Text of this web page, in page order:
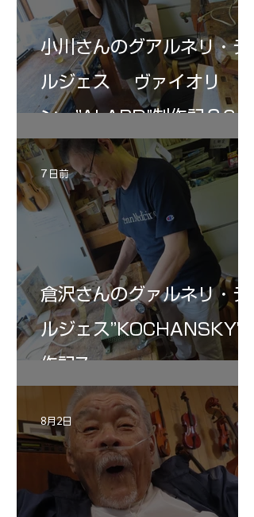
小川さんのグアルネリ・デ
ルジェス ヴァイオリ
ン ”ALARD"制作記３6
倉沢さんのグァルネリ・デ
ルジェス”KOCHANSKY"制
作記7
7 日前
8月2日